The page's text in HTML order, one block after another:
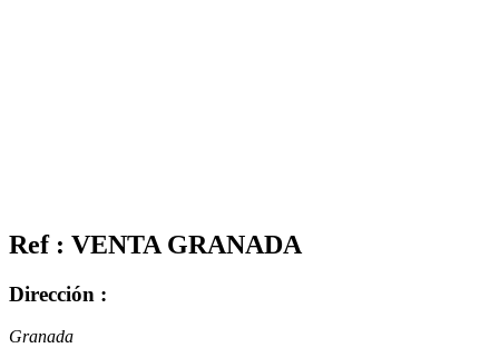
Ref : VENTA GRANADA
Dirección :
Granada